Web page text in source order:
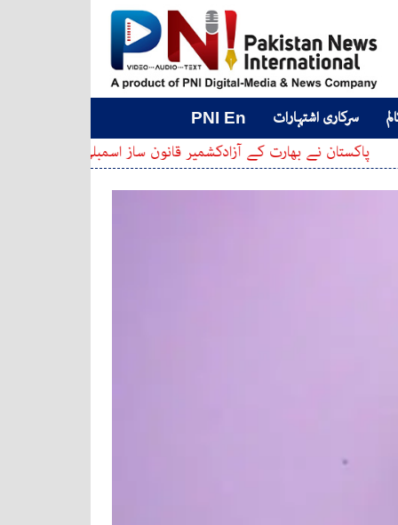
سرکاری اشتہارات PNI En
بھارت کے آزادکشمیر قانون ساز اسمبلی کے انتخابات پر بیانات